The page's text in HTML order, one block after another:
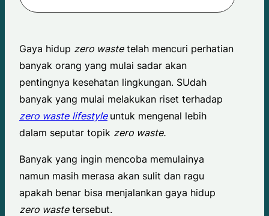
Gaya hidup zero wastetelah mencuri perhatian
banyak orang yang mulai sadar akan
pentingnya kesehatan lingkungan. SUdah
banyak yang mulai melakukan riset terhadap
zero waste lifestyle untuk mengenal lebih
dalam seputar topik zero waste.
Banyak yang ingin mencoba memulainya
namun masih merasa akan sulit dan ragu
apakah benar bisa menjalankan gaya hidup
zero wastetersebut.